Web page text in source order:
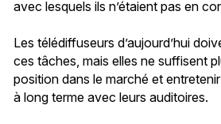
avec lesquels ils n’étaient pas en
Les télédiffuseurs d’aujourd’hui
ces tâches, mais elles ne suffisent
position dans le marché et
à long terme avec leurs auditoires.